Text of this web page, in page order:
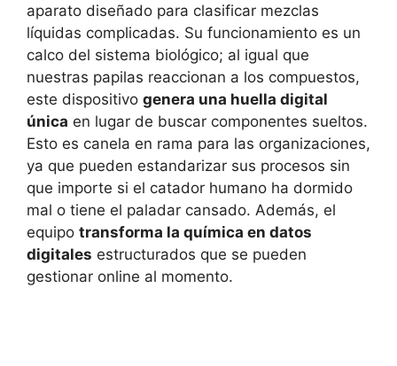
aparato diseñado para clasificar mezclas
líquidas complicadas. Su funcionamiento es un
calco del sistema biológico; al igual que
nuestras papilas reaccionan a los compuestos,
este dispositivo genera una huella digital
única en lugar de buscar componentes sueltos.
Esto es canela en rama para las organizaciones,
ya que pueden estandarizar sus procesos sin
que importe si el catador humano ha dormido
mal o tiene el paladar cansado. Además, el
equipo transforma la química en datos
digitales estructurados que se pueden
gestionar online al momento.